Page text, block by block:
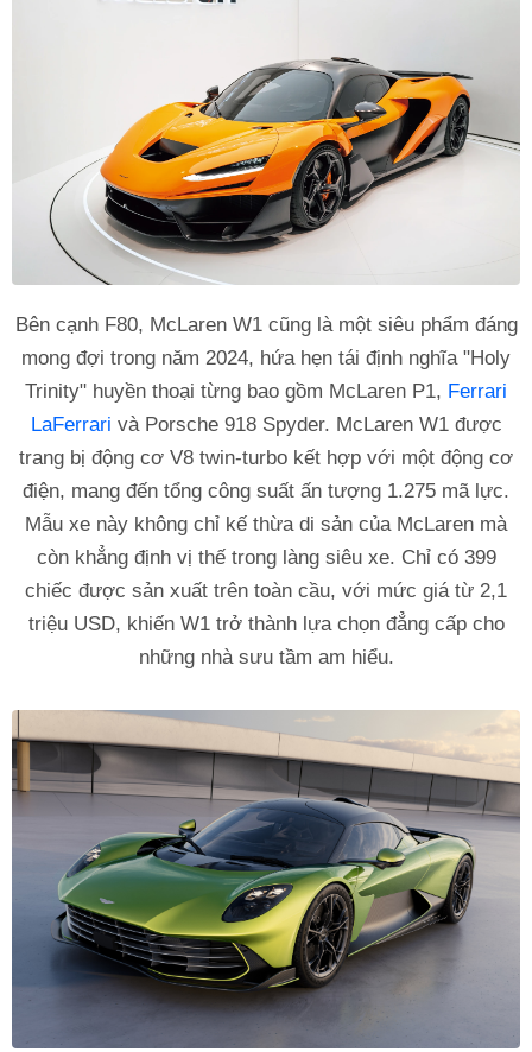
Bên cạnh F80, McLaren W1 cũng là một siêu phẩm đáng
mong đợi trong năm 2024, hứa hẹn tái định nghĩa "Holy
Trinity" huyền thoại từng bao gồm McLaren P1, Ferrari
LaFerrari và Porsche 918 Spyder. McLaren W1 được
trang bị động cơ V8 twin-turbo kết hợp với một động cơ
điện, mang đến tổng công suất ấn tượng 1.275 mã lực.
Mẫu xe này không chỉ kế thừa di sản của McLaren mà
còn khẳng định vị thế trong làng siêu xe. Chỉ có 399
chiếc được sản xuất trên toàn cầu, với mức giá từ 2,1
triệu USD, khiến W1 trở thành lựa chọn đẳng cấp cho
những nhà sưu tầm am hiểu.